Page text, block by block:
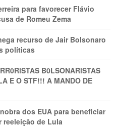
para favorecer Flávio
de Romeu Zema
recurso de Jair Bolsonaro
políticas
B0LSONARlSTAS
E O STF!!! A MANDO DE
dos EUA para beneficiar
de Lula